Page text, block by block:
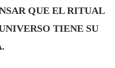
QUE EL RITUAL
TIENE SU